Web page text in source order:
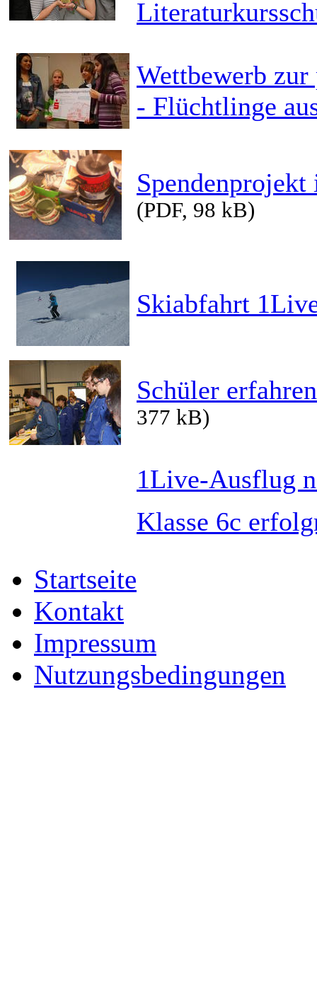
Wettbewerb
- Flüchtlinge
(PDF, 98 kB)
Skiabfahrt
Schüler
377 kB)
1Live-Ausflug
Klasse 6c
Startseite
Kontakt
Impressum
Nutzungsbedingungen